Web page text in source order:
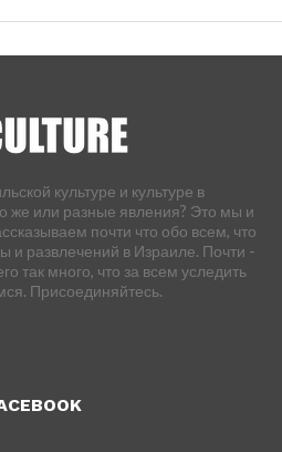
культуре и культуре в
же или разные явления? Это мы и
почти что обо всем, что
и развлечений в Израиле. Почти -
так много, что за всем уследить
Присоединяйтесь.